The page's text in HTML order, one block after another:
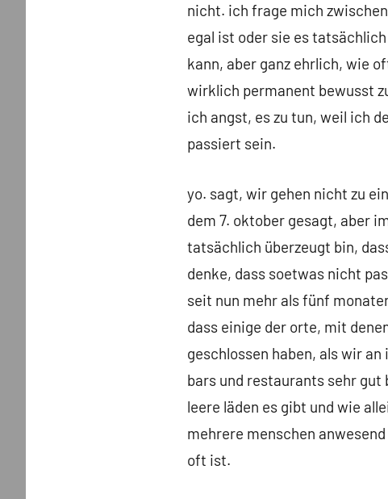
nicht. ich frage mich
egal ist oder sie es
kann, aber ganz ehrlich, wie
wirklich permanent bewusst
ich angst, es zu tun, weil ich
passiert sein.
yo. sagt, wir gehen nicht zu
dem 7. oktober gesagt, aber
tatsächlich überzeugt bin,
denke, dass soetwas nicht
seit nun mehr als fünf
dass einige der orte, mit
geschlossen haben, als wir
bars und restaurants sehr
leere läden es gibt und wie
mehrere menschen
oft ist.